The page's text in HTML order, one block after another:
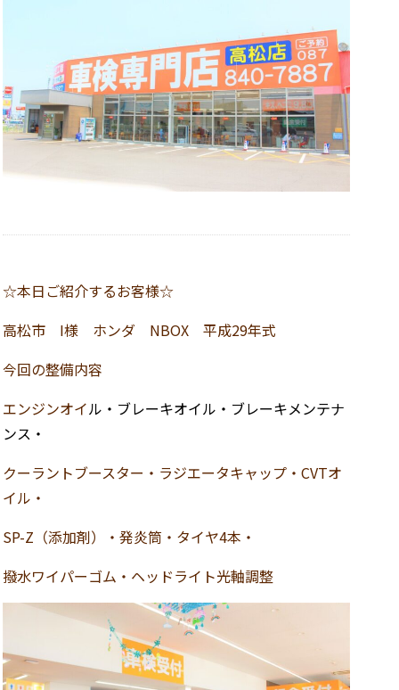
☆本日ご紹介するお客様☆
高松市 I様 ホンダ NBOX 平成29年式
今回の整備内容
エンジンオイル・ ブレーキオイル・ブレーキメンテナ
ンス・
クーラントブースター・ラジエータキャップ・CVTオ
イル・
SP-Z（添加剤）・発炎筒・タイヤ4本・
撥水ワイパーゴム・ヘッドライト光軸調整